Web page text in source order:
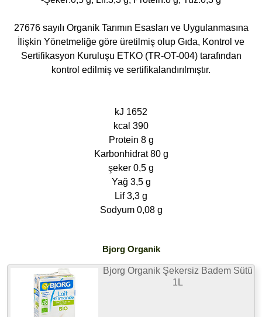
27676 sayılı Organik Tarımın Esasları ve Uygulanmasına
İlişkin Yönetmeliğe göre üretilmiş olup Gıda, Kontrol ve
Sertifikasyon Kuruluşu ETKO (TR-OT-004) tarafından
kontrol edilmiş ve sertifikalandırılmıştır.
kJ 1652
kcal 390
Protein 8 g
Karbonhidrat 80 g
şeker 0,5 g
Yağ 3,5 g
Lif 3,3 g
Sodyum 0,08 g
Bjorg Organik
Bjorg Organik Şekersiz Badem Sütü
1L